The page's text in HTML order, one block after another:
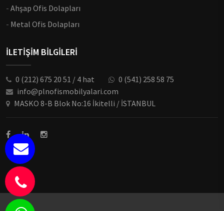
- Ahşap Ofis Dolapları
- Metal Ofis Dolapları
İLETİŞİM BİLGİLERİ
0 (212) 675 20 51 / 4 hat
0 (541) 258 58 75
info@plnofismobilyalari.com
MASKO 8-B Blok No:16 İkitelli / İSTANBUL